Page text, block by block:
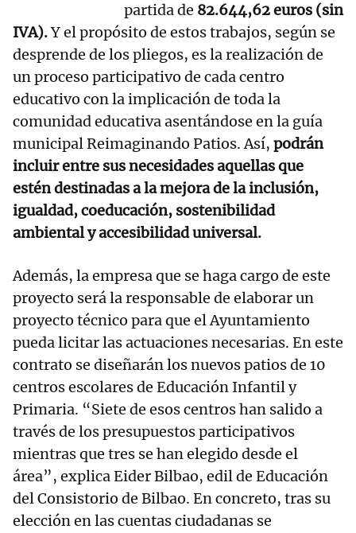
partida de 82.644,62 euros (sin
IVA).Y el propósito de estos trabajos, según se
desprende de los pliegos, es la realización de
un proceso participativo de cada centro
educativo con la implicación de toda la
comunidad educativa asentándose en la guía
municipal Reimaginando Patios. Así, podrán
incluir entre sus necesidades aquellas que
estén destinadas a la mejora de la inclusión,
igualdad, coeducación, sostenibilidad
ambiental y accesibilidad universal.
Además, la empresa que se haga cargo de este
proyecto será la responsable de elaborar un
proyecto técnico para que el Ayuntamiento
pueda licitar las actuaciones necesarias. En este
contrato se diseñarán los nuevos patios de 10
centros escolares de Educación Infantil y
Primaria. “Siete de esos centros han salido a
través de los presupuestos participativos
mientras que tres se han elegido desde el
área”, explica Eider Bilbao, edil de Educación
del Consistorio de Bilbao. En concreto, tras su
elección en las cuentas ciudadanas se